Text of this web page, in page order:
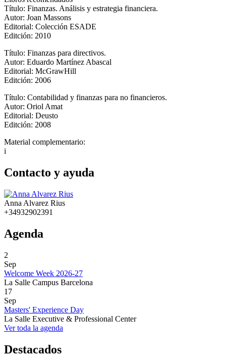
Título: Finanzas. Análisis y estrategia financiera.
Autor: Joan Massons
Editorial: Colección ESADE
Editción: 2010
Título: Finanzas para directivos.
Autor: Eduardo Martínez Abascal
Editorial: McGrawHill
Editción: 2006
Título: Contabilidad y finanzas para no financieros.
Autor: Oriol Amat
Editorial: Deusto
Editción: 2008
Material complementario:
i
Contacto y ayuda
Anna Alvarez Rius
+34932902391
Agenda
2
Sep
Welcome Week 2026-27
La Salle Campus Barcelona
17
Sep
Masters' Experience Day
La Salle Executive & Professional Center
Ver toda la agenda
Destacados